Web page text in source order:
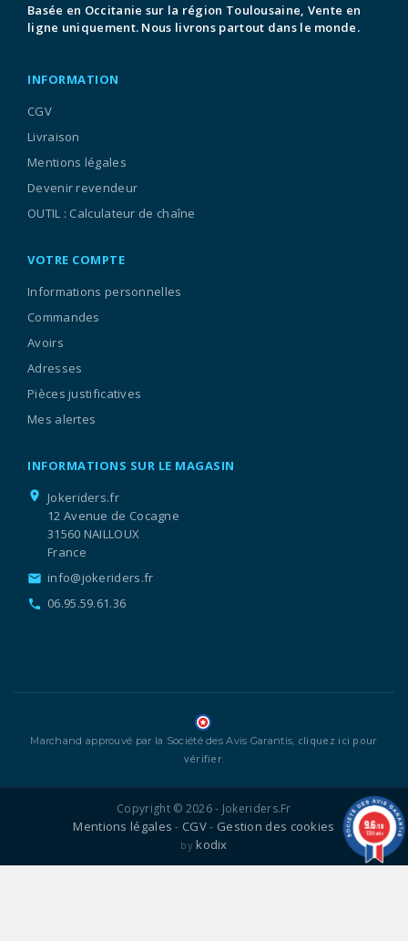
Basée en Occitanie sur la région Toulousaine, Vente en
ligne uniquement. Nous livrons partout dans le monde.
INFORMATION
CGV
Livraison
Mentions légales
Devenir revendeur
OUTIL : Calculateur de chaîne
VOTRE COMPTE
Informations personnelles
Commandes
Avoirs
Adresses
Pièces justificatives
Mes alertes
INFORMATIONS SUR LE MAGASIN
location_on
Jokeriders.fr
12 Avenue de Cocagne
31560 NAILLOUX
France
email info@jokeriders.fr
call 06.95.59.61.36
Marchand approuvé par la Société des Avis Garantis, cliquez ici pour
vérifier.
Copyright © 2026 - Jokeriders.fr
Mentions légales - CGV- Gestion des cookies
by kodix
9.6/10
1336 avis